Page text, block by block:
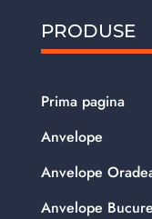
PRODUSE
Prima pagina
Anvelope
Anvelope
Anvelope